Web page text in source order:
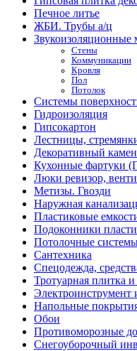
Печное литье
ЖБИ. Трубы а/ц
Звукоизоляционные
Стены
Коммуникации
Кровля
Пол
Потолок
Системы
Гидроизоляция
Гипсокартон
Лестницы,
Декоративный
Кухонные фартуки
Люки ревизор,
Метизы. Гвозди
Наружная
Пластиковые
Подоконники
Потолочные
Сантехника
Спецодежда,
Тротуарная плитка
Электроинструмент
Напольные
Обои
Противоморозные
Снегоуборочный